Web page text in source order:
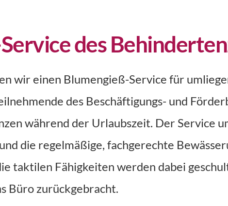
des
wir einen Blumengieß-Service für
des Beschäftigungs- und
während der Urlaubszeit. Der Service
die regelmäßige, fachgerechte
taktilen Fähigkeiten werden dabei
Büro zurückgebracht.